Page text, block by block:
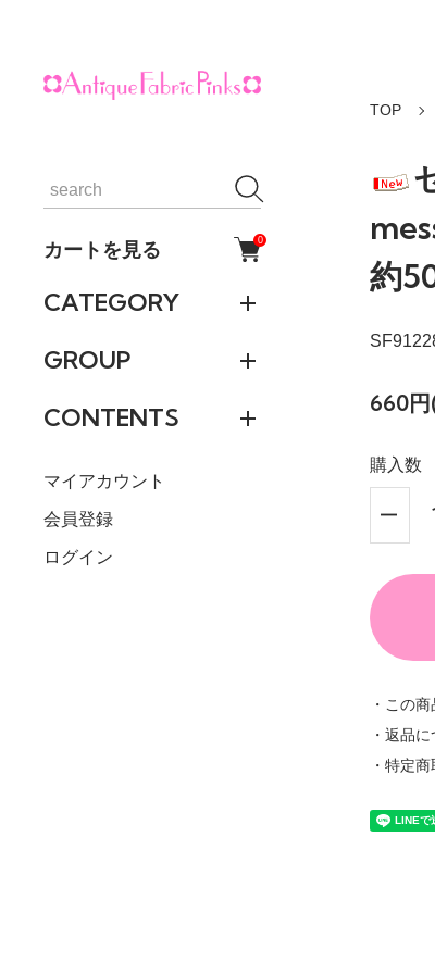
カートを見る 0
CATEGORY
GROUP
CONTENTS
マイアカウント
会員登録
ログイン
TOP
約
660
購入数
・この
・返品
・特定